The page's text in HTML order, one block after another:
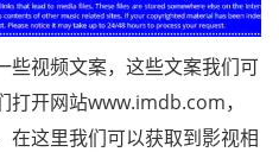
视频文案，这些文案我们可
打开网站www.imdb.com，
在这里我们可以获取到影视相